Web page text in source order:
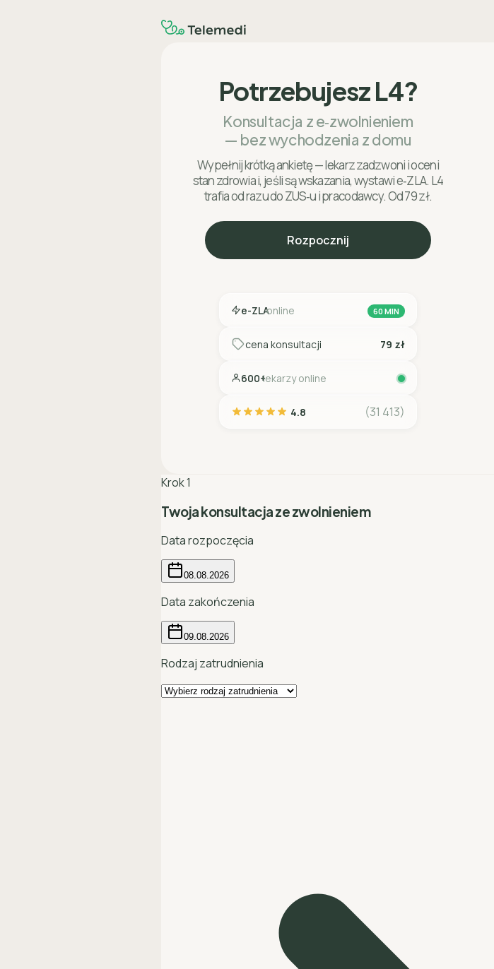
Potrzebujesz L4?
Konsultacja z e‑zwolnieniem
— bez wychodzenia z domu
Wypełnij krótką ankietę — lekarz zadzwoni i oceni
stan zdrowia i, jeśli są wskazania, wystawi e‑ZLA. L4
trafia od razu do ZUS‑u i pracodawcy. Od 79 zł.
Rozpocznij
e-ZLAonline 60 MIN
cena konsultacji 79 zł
600+lekarzy online
4.8 (31 413)